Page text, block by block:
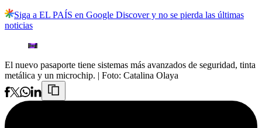
Siga a EL PAÍS en Google Discover y no se pierda las últimas
noticias
El nuevo pasaporte tiene sistemas más avanzados de seguridad, tinta
metálica y un microchip. | Foto: Catalina Olaya